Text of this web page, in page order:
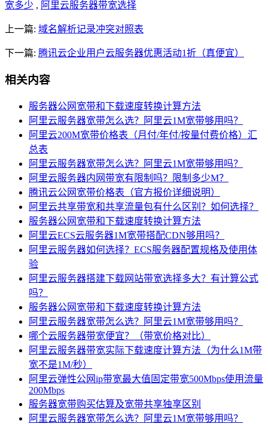
宽多少 , 阿里云服务器带宽选择
上一篇: 域名解析记录冲突对照表
下一篇: 腾讯云企业用户云服务器优惠活动1折（真便宜）
相关内容
服务器公网宽带和下载速度转换计算方法
阿里云服务器宽带怎么选？阿里云1M宽带够用吗？
阿里云200M宽带价格表（月付/年付/按量付费价格）汇
总表
阿里云服务器宽带怎么选？阿里云1M宽带够用吗？
阿里云服务器内网带宽有限制吗？限制多少M？
腾讯云公网宽带价格表（官方报价详细说明）
阿里云共享带宽和共享流量包有什么区别？如何选择？
服务器公网宽带和下载速度转换计算方法
阿里云ECS云服务器1M宽带搭配CDN够用吗？
阿里云服务器如何选择？ECS服务器配置规格及使用体
验
阿里云服务器搭建下载网站带宽选择多大？有计算公式
吗？
服务器公网宽带和下载速度转换计算方法
阿里云服务器宽带怎么选？阿里云1M宽带够用吗？
哪个云服务器带宽便宜？（带宽价格对比）
阿里云服务器带宽实际下载速度计算方法（为什么1M带
宽不是1M/秒）
阿里云弹性公网ip带宽最大值固定带宽500Mbps使用流量
200Mbps
服务器宽带购买估算及宽带共享独享区别
阿里云服务器宽带怎么选？阿里云1M宽带够用吗？